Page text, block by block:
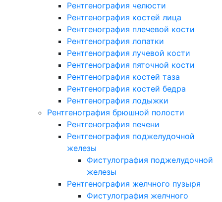
Рентгенография челюсти
Рентгенография костей лица
Рентгенография плечевой кости
Рентгенография лопатки
Рентгенография лучевой кости
Рентгенография пяточной кости
Рентгенография костей таза
Рентгенография костей бедра
Рентгенография лодыжки
Рентгенография брюшной полости
Рентгенография печени
Рентгенография поджелудочной
железы
Фистулография поджелудочной
железы
Рентгенография желчного пузыря
Фистулография желчного